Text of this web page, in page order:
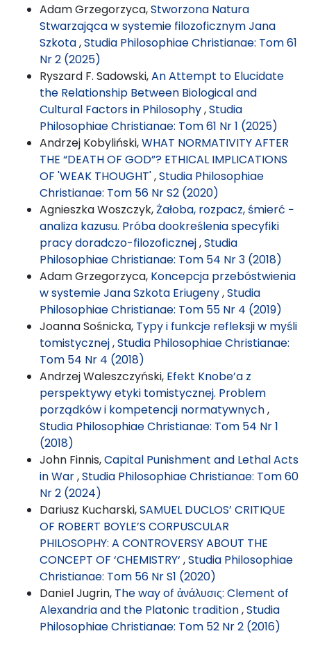
Adam Grzegorzyca,Stworzona Natura
Stwarzająca w systemie filozoficznym Jana
Szkota,Studia Philosophiae Christianae: Tom 61
Nr 2 (2025)
Ryszard F. Sadowski,An Attempt to Elucidate
the Relationship Between Biological and
Cultural Factors in Philosophy,Studia
Philosophiae Christianae: Tom 61 Nr 1 (2025)
Andrzej Kobyliński,WHAT NORMATIVITY AFTER
THE “DEATH OF GOD”? ETHICAL IMPLICATIONS
OF 'WEAK THOUGHT',Studia Philosophiae
Christianae: Tom 56 Nr S2 (2020)
Agnieszka Woszczyk,Żałoba, rozpacz, śmierć −
analiza kazusu. Próba dookreślenia specyfiki
pracy doradczo-filozoficznej,Studia
Philosophiae Christianae: Tom 54 Nr 3 (2018)
Adam Grzegorzyca, Koncepcja przebóstwienia
w systemie Jana Szkota Eriugeny,Studia
Philosophiae Christianae: Tom 55 Nr 4 (2019)
Joanna Sośnicka, Typy i funkcje refleksji w myśli
tomistycznej,Studia Philosophiae Christianae:
Tom 54 Nr 4 (2018)
Andrzej Waleszczyński, Efekt Knobe’a z
perspektywy etyki tomistycznej. Problem
porządków i kompetencji normatywnych,
Studia Philosophiae Christianae: Tom 54 Nr 1
(2018)
John Finnis,Capital Punishment and Lethal Acts
in War,Studia Philosophiae Christianae: Tom 60
Nr 2 (2024)
Dariusz Kucharski,SAMUEL DUCLOS’ CRITIQUE
OF ROBERT BOYLE’S CORPUSCULAR
PHILOSOPHY: A CONTROVERSY ABOUT THE
CONCEPT OF ‘CHEMISTRY‘ ,Studia Philosophiae
Christianae: Tom 56 Nr S1 (2020)
Daniel Jugrin, The way of ἀνάλυσις: Clement of
Alexandria and the Platonic tradition,Studia
Philosophiae Christianae: Tom 52 Nr 2 (2016)